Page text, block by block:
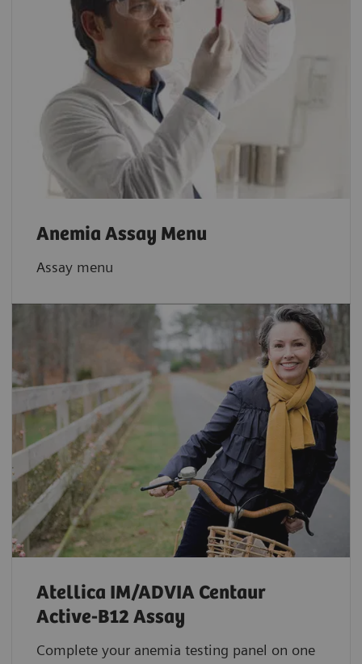
Anemia Assay Menu
Assay menu
Atellica IM/ADVIA Centaur
Active-B12 Assay
Complete your anemia testing panel on one